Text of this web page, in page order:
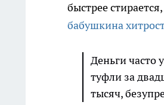
быстрее
бабушкина
Деньги часто
туфли за
тысяч,